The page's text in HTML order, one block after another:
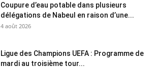
Coupure d’eau potable dans plusieurs
délégations de Nabeul en raison d’une...
4 août 2026
Ligue des Champions UEFA : Programme de
mardi au troisième tour...